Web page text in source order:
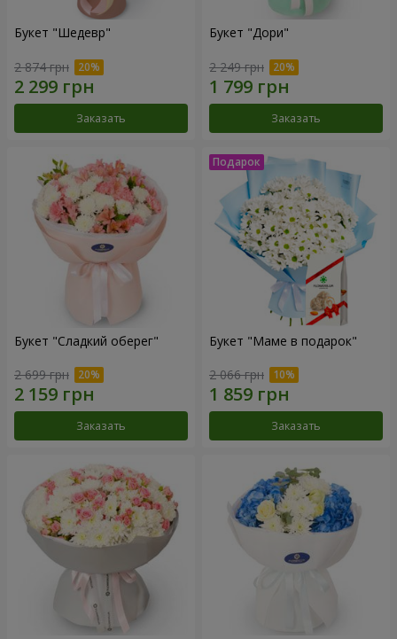
Букет "Шедевр"
2 874 грн
Заказать
Букет "Дори"
2 249 грн
Заказать
Букет "Сладкий оберег"
2 699 грн
Заказать
Букет "Маме в подарок"
2 066 грн
Заказать